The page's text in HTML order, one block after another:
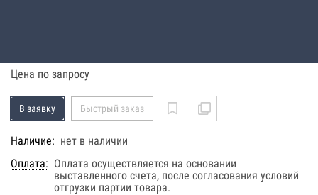
Цена по запросу
В заявку Быстрый заказ
Наличие: нет в наличии
Оплата: Оплата осуществляется на основании
выставленного счета, после согласования условий
отгрузки партии товара.